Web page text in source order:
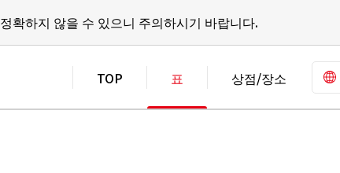
정확하지 않을 수 있으니 주의하시기 바랍니다.
TOP 표 상점/장소